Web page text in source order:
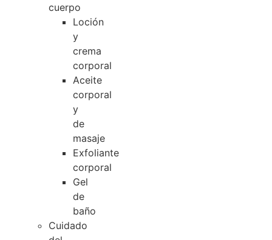
cuerpo
Loción
y
crema
corporal
Aceite
corporal
y
de
masaje
Exfoliante
corporal
Gel
de
baño
Cuidado